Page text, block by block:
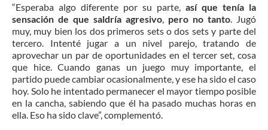
“Esperaba algo diferente por su parte, así que tenía la
sensación de que saldría agresivo pero no tanto . Jugó
muy, muy bien los dos primeros sets o dos sets y parte del
tercero. Intenté jugar a un nivel parejo, tratando de
aprovechar un par de oportunidades en el tercer set, cosa
que hice. Cuando ganas un juego muy importante, el
partido puede cambiar ocasionalmente, y ese ha sido el caso
hoy. Solo he intentado permanecer el mayor tiempo posible
en la cancha, sabiendo que él ha pasado muchas horas en
ella. Eso ha sido clave”, complementó.